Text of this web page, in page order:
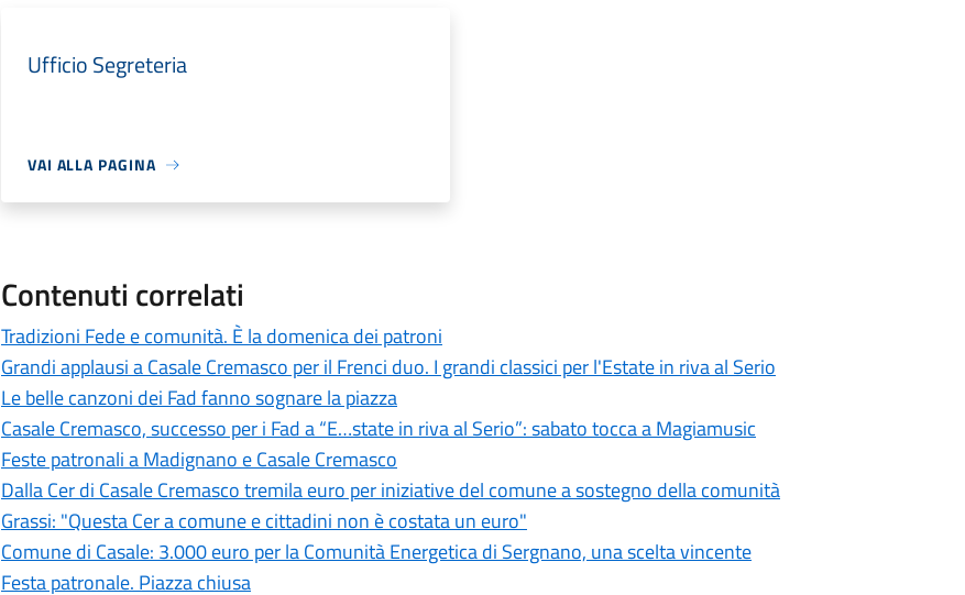
Ufficio Segreteria
VAI ALLA PAGINA
Contenuti correlati
Tradizioni Fede e comunità. È la domenica dei patroni
Grandi applausi a Casale Cremasco per il Frenci duo. I grandi classici per l'Estate in riva al Serio
Le belle canzoni dei Fad fanno sognare la piazza
Casale Cremasco, successo per i Fad a “E…state in riva al Serio”: sabato tocca a Magiamusic
Feste patronali a Madignano e Casale Cremasco
Dalla Cer di Casale Cremasco tremila euro per iniziative del comune a sostegno della comunità
Grassi: "Questa Cer a comune e cittadini non è costata un euro"
Comune di Casale: 3.000 euro per la Comunità Energetica di Sergnano, una scelta vincente
Festa patronale. Piazza chiusa